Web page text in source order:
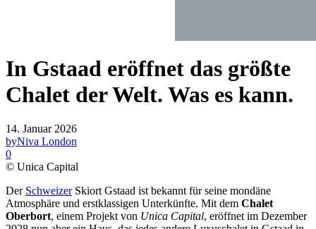
In Gstaad eröffnet das größte
Chalet der Welt. Was es kann.
14. Januar 2026
byNiva London
0
© Unica Capital
Der SchweizerSkiort Gstaad ist bekannt für seine mondäne
Atmosphäre und erstklassigen Unterkünfte. Mit dem Chalet
Oberbort, einem Projekt von Unica Capital, eröffnet im Dezember